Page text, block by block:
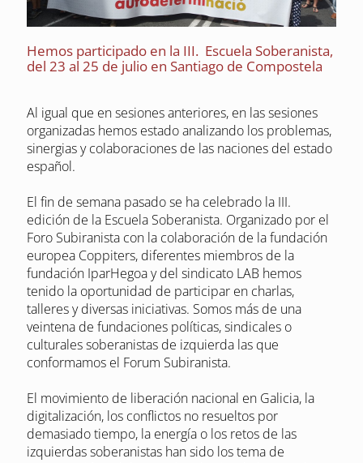
Hemos participado en la III. Escuela Soberanista,
del 23 al 25 de julio en Santiago de Compostela
Al igual que en sesiones anteriores, en las sesiones
organizadas hemos estado analizando los problemas,
sinergias y colaboraciones de las naciones del estado
español.
El fin de semana pasado se ha celebrado la III.
edición de la Escuela Soberanista. Organizado por el
Foro Subiranista con la colaboración de la fundación
europea Coppiters, diferentes miembros de la
fundación IparHegoa y del sindicato LAB hemos
tenido la oportunidad de participar en charlas,
talleres y diversas iniciativas. Somos más de una
veintena de fundaciones políticas, sindicales o
culturales soberanistas de izquierda las que
conformamos el Forum Subiranista.
El movimiento de liberación nacional en Galicia, la
digitalización, los conflictos no resueltos por
demasiado tiempo, la energía o los retos de las
izquierdas soberanistas han sido los tema de